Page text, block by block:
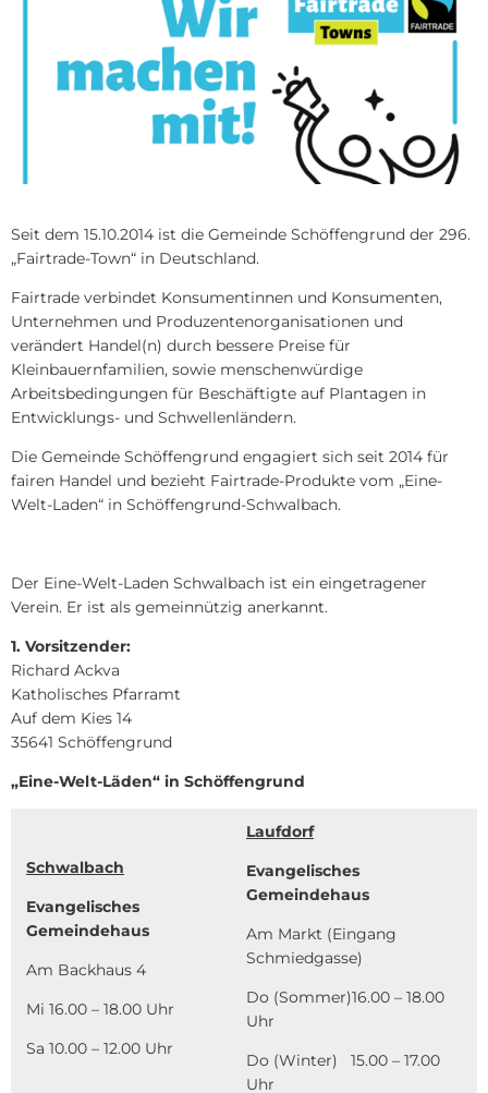
Windenergie
Satzungen
Formulare
Schiedsamt
Sag's uns
Hitzeportal
Seit dem 15.10.2014 ist die Gemeinde Schöffengrund der 296.
„Fairtrade-Town“ in Deutschland.
Fairtrade verbindet Konsumentinnen und Konsumenten,
Unternehmen und Produzentenorganisationen und
verändert Handel(n) durch bessere Preise für
Kleinbauernfamilien, sowie menschenwürdige
Arbeitsbedingungen für Beschäftigte auf Plantagen in
Entwicklungs- und Schwellenländern.
Die Gemeinde Schöffengrund engagiert sich seit 2014 für
fairen Handel und bezieht Fairtrade-Produkte vom „Eine-
Welt-Laden“ in Schöffengrund-Schwalbach.
Der Eine-Welt-Laden Schwalbach ist ein eingetragener
Verein. Er ist als gemeinnützig anerkannt.
1. Vorsitzender:
Richard Ackva
Katholisches Pfarramt
Auf dem Kies 14
35641 Schöffengrund
„Eine-Welt-Läden“ in Schöffengrund
Schwalbach
Evangelisches
Gemeindehaus
Am Backhaus 4
Mi 16.00 – 18.00 Uhr
Sa 10.00 – 12.00 Uhr
Laufdorf
Evangelisches
Gemeindehaus
Am Markt (Eingang
Schmiedgasse)
Do (Sommer)16.00 – 18.00
Uhr
Do (Winter) 15.00 – 17.00
Uhr